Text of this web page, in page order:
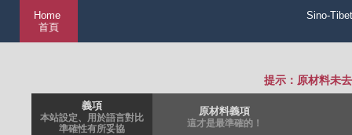
Home
首頁
Sino-
提示：原材料未
義項
本站設定、用於語言對比
準確性有所妥協
原材料義項
這才是最準確的！